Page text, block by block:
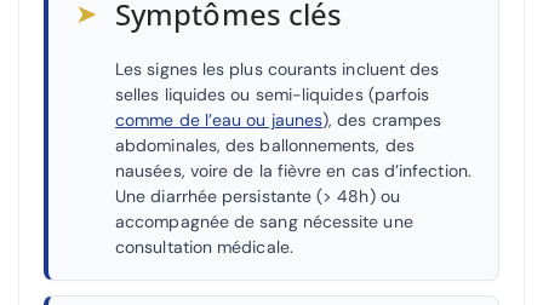
➤ Symptômes clés
Les signes les plus courants incluent des
selles liquides ou semi-liquides (parfois
comme de l’eau ou jaunes), des crampes
abdominales, des ballonnements, des
nausées, voire de la fièvre en cas d’infection.
Une diarrhée persistante (> 48h) ou
accompagnée de sang nécessite une
consultation médicale.